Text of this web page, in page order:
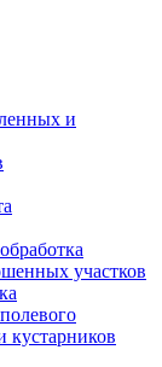
и
участков
кустарников